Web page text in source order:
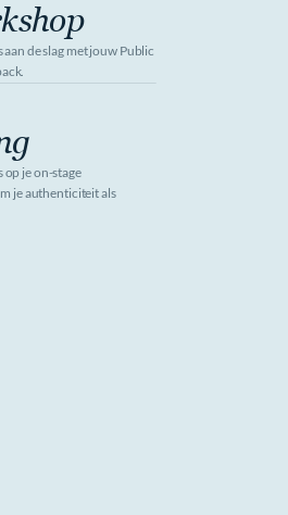
de slag met jouw Public
je on-stage
je authenticiteit als